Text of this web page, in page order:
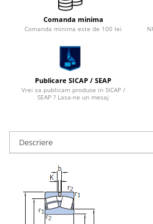
Comanda minima
Comanda minima este de 100 lei
Publicare SICAP / SEAP
Vrei sa publicam produse in SICAP /
SEAP ? Lasa-ne un mesaj
Descriere